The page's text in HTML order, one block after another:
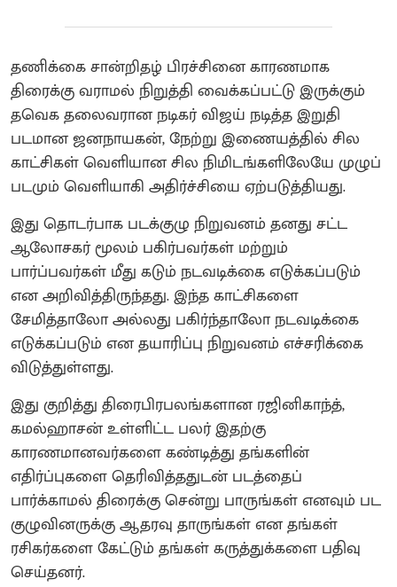
தணிக்கை சான்றிதழ் பிரச்சினை காரணமாக
திரைக்கு வராமல் நிறுத்தி வைக்கப்பட்டு இருக்கும்
தவெக தலைவரான நடிகர் விஜய் நடித்த இறுதி
படமான ஜனநாயகன், நேற்று இணையத்தில் சில
காட்சிகள் வெளியான சில நிமிடங்களிலேயே முழுப்
படமும் வெளியாகி அதிர்ச்சியை ஏற்படுத்தியது.
இது தொடர்பாக படக்குழு நிறுவனம் தனது சட்ட
ஆலோசகர் மூலம் பகிர்பவர்கள் மற்றும்
பார்ப்பவர்கள் மீது கடும் நடவடிக்கை எடுக்கப்படும்
என அறிவித்திருந்தது. இந்த காட்சிகளை
சேமித்தாலோ அல்லது பகிர்ந்தாலோ நடவடிக்கை
எடுக்கப்படும் என தயாரிப்பு நிறுவனம் எச்சரிக்கை
விடுத்துள்ளது.
இது குறித்து திரைபிரபலங்களான ரஜினிகாந்த்,
கமல்ஹாசன் உள்ளிட்ட பலர் இதற்கு
காரணமானவர்களை கண்டித்து தங்களின்
எதிர்ப்புகளை தெரிவித்ததுடன் படத்தைப்
பார்க்காமல் திரைக்கு சென்று பாருங்கள் எனவும் பட
குழுவினருக்கு ஆதரவு தாருங்கள் என தங்கள்
ரசிகர்களை கேட்டும் தங்கள் கருத்துக்களை பதிவு
செய்தனர்.